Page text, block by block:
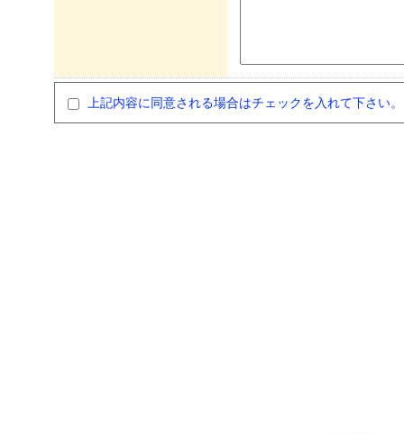
上記内容に同意される場合はチェックを入れて下さい。